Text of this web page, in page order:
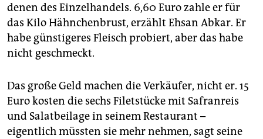
denen des Einzelhandels. 6,60 Euro zahle er für
das Kilo Hähnchenbrust, erzählt Ehsan Abkar. Er
habe günstigeres Fleisch probiert, aber das habe
nicht geschmeckt.
Das große Geld machen die Verkäufer, nicht er. 15
Euro kosten die sechs Filetstücke mit Safranreis
und Salatbeilage in seinem Restaurant –
eigentlich müssten sie mehr nehmen, sagt seine